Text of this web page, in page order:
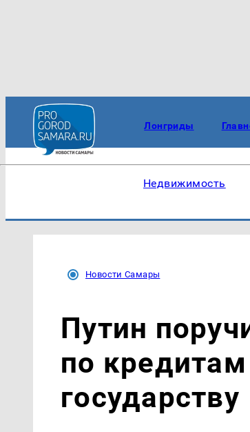
Лонгриды
Недвижимость
Новости Самары
Путин
по
государству